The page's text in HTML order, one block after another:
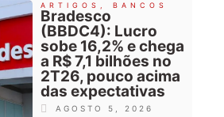
ARTIGOS BANCOS
Bradesco
(BBDC4): Lucro
sobe 16,2% e chega
a R$ 7,1 bilhões no
2T26, pouco acima
das expectativas
AGOSTO 5, 2026